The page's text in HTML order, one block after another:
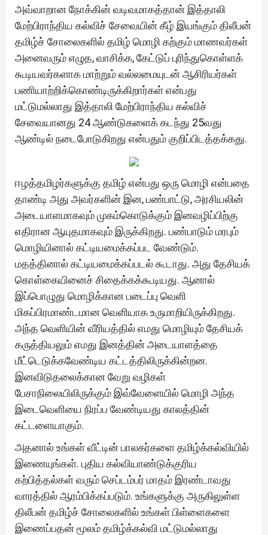
அவ்வாறான நோக்கின் வடிவமாகத்தான் இத்தாலி
மேற்பிராந்திய கல்விச் சேவையின் கீழ் இயங்கும் திலீபன்
தமிழ்ச் சோலைகளில் தமிழ் மொழி கற்கும் மாணவர்கள்
அனைவரும் எழுத, வாசிக்க, கேட்டுப் புரிந்துகொள்ளக்
கூடியவர்களாக மாற்றும் வல்லமையுடன் ஆசிரியர்கள்
பணியாற்றிக்கொண்டிருக்கிறார்கள் என்பது
மட்டுமல்லாது இத்தாலி மேற்பிராந்திய கல்விச்
சேவையானது 24 ஆண்டுகளைக் கடந்து 25வது
ஆண்டில் நடைபோடுகிறது என்பதும் குறிப்பிடத்தக்கது.
ஈழத்தமிழர்களுக்கு தமிழ் என்பது ஒரு மொழி என்பதை
தாண்டி அது அவர்களின் இன, பண்பாட்டு, அரசியலின்
அடையாளமாகவும் முகம்கொடுக்கும் இனவழிப்பிற்கு
எதிரான ஆயுதமாகவும் இருக்கிறது. பண்பாடும் மரபும்
மொழியினால் கட்டியமைக்கப்பட வேண்டும்.
மதத்தினால் கட்டியமைக்கப்படல் கூடாது. அது தேசியக்
கொள்கையினைச் சிதைக்கக்கூடியது. ஆனால்
இப்பொழுது மொழிக்கான படைப்பு வெளி
மிகப்பிரமாண்டமான வெளியாக உருமாறியிருக்கிறது.
அந்த வெளியின் வீரியத்தில் எமது மொழியும் தேசியக்
கருத்தியலும் எமது இனத்தின் அடையாளத்தை
மீட்டெடுக்கவேண்டிய கட்டத்திலிருக்கின்றன.
இனவிடுதலைக்கான வேறு வழிகள்
பேசாநிலையிலிருக்கும் இவ்வேளையில் மொழி அந்த
இடைவெளியை நிரப்ப வேண்டியது காலத்தின்
கட்டளையாகும்.
அதனால் உங்கள் வீட்டின் பாலகர்களை தமிழ்க்கல்வியில்
இணையுங்கள். புதிய கல்வியாண்டுக்குரிய
கற்பித்தல்கள் வரும் செப்டம்பர் மாதம் இரண்டாவது
வாரத்தில் ஆரம்பிக்கப்படும். உங்களுக்கு அருகிலுள்ள
திலீபன் தமிழ்ச் சோலைகளில் உங்கள் பிள்ளைகளை
இணைப்பதன் மூலம் தமிழ்க்கல்வி மட்டுமல்லாது